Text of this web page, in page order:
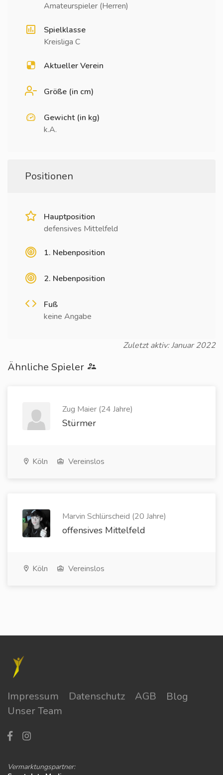
Amateurspieler (Herren)
Spielklasse
Kreisliga C
Aktueller Verein
Größe (in cm)
Gewicht (in kg)
k.A.
Positionen
Hauptposition
defensives Mittelfeld
1. Nebenposition
2. Nebenposition
Fuß
keine Angabe
Zuletzt aktiv: Januar 2022
Ähnliche Spieler
Zug Maier (24 Jahre)
Stürmer
Köln Vereinslos
Marvin Schlürscheid (20 Jahre)
offensives Mittelfeld
Köln Vereinslos
Impressum Datenschutz AGB
Blog
Unser Team
Vermarktungspartner: